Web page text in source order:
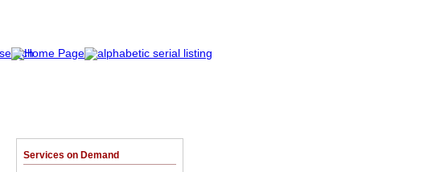
Services on Demand